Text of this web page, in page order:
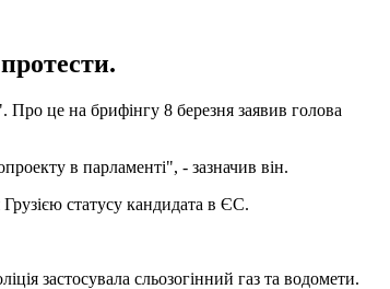
Про це на брифінгу 8 березня заявив голова
в парламенті", - зазначив він.
статусу кандидата в ЄС.
застосувала сльозогінний газ та водомети.